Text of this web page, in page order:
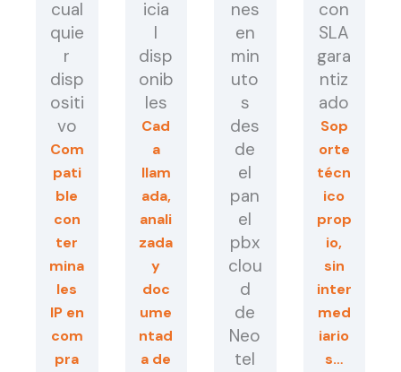
cual
quie
r
disp
ositi
vo
Com
pati
ble
con
ter
mina
les
IP en
com
pra
icia
l
disp
onib
les
Cad
a
llam
ada,
anali
zada
y
doc
ume
ntad
a de
nes
en
min
uto
s
des
de
el
pan
el
pbx
clou
d
de
Neo
tel
con
SLA
gara
ntiz
ado
Sop
orte
técn
ico
prop
io,
sin
inter
med
iario
s…